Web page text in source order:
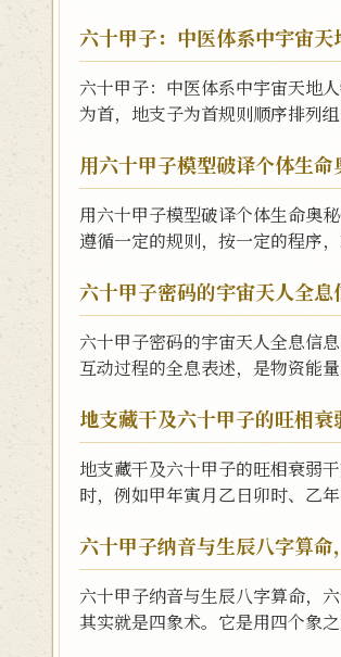
六十甲子：中医体系中宇宙
六十甲子：中医体系中宇宙天地
为首，地支子为首规则顺序排列
用六十甲子模型破译个体生命
用六十甲子模型破译个体生命奥
遵循一定的规则，按一定的程序
六十甲子密码的宇宙天人全息
六十甲子密码的宇宙天人全息信
互动过程的全息表述，是物资能
地支藏干及六十甲子的旺相衰
地支藏干及六十甲子的旺相衰弱
时，例如甲年寅月乙日卯时、乙
六十甲子纳音与生辰八字算
六十甲子纳音与生辰八字算命，
其实就是四象术。它是用四个象